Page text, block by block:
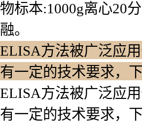
物标本:1000g离心20
融。
ELISA方法被广泛应
有一定的技术要求，
ELISA方法被广泛应
有一定的技术要求，